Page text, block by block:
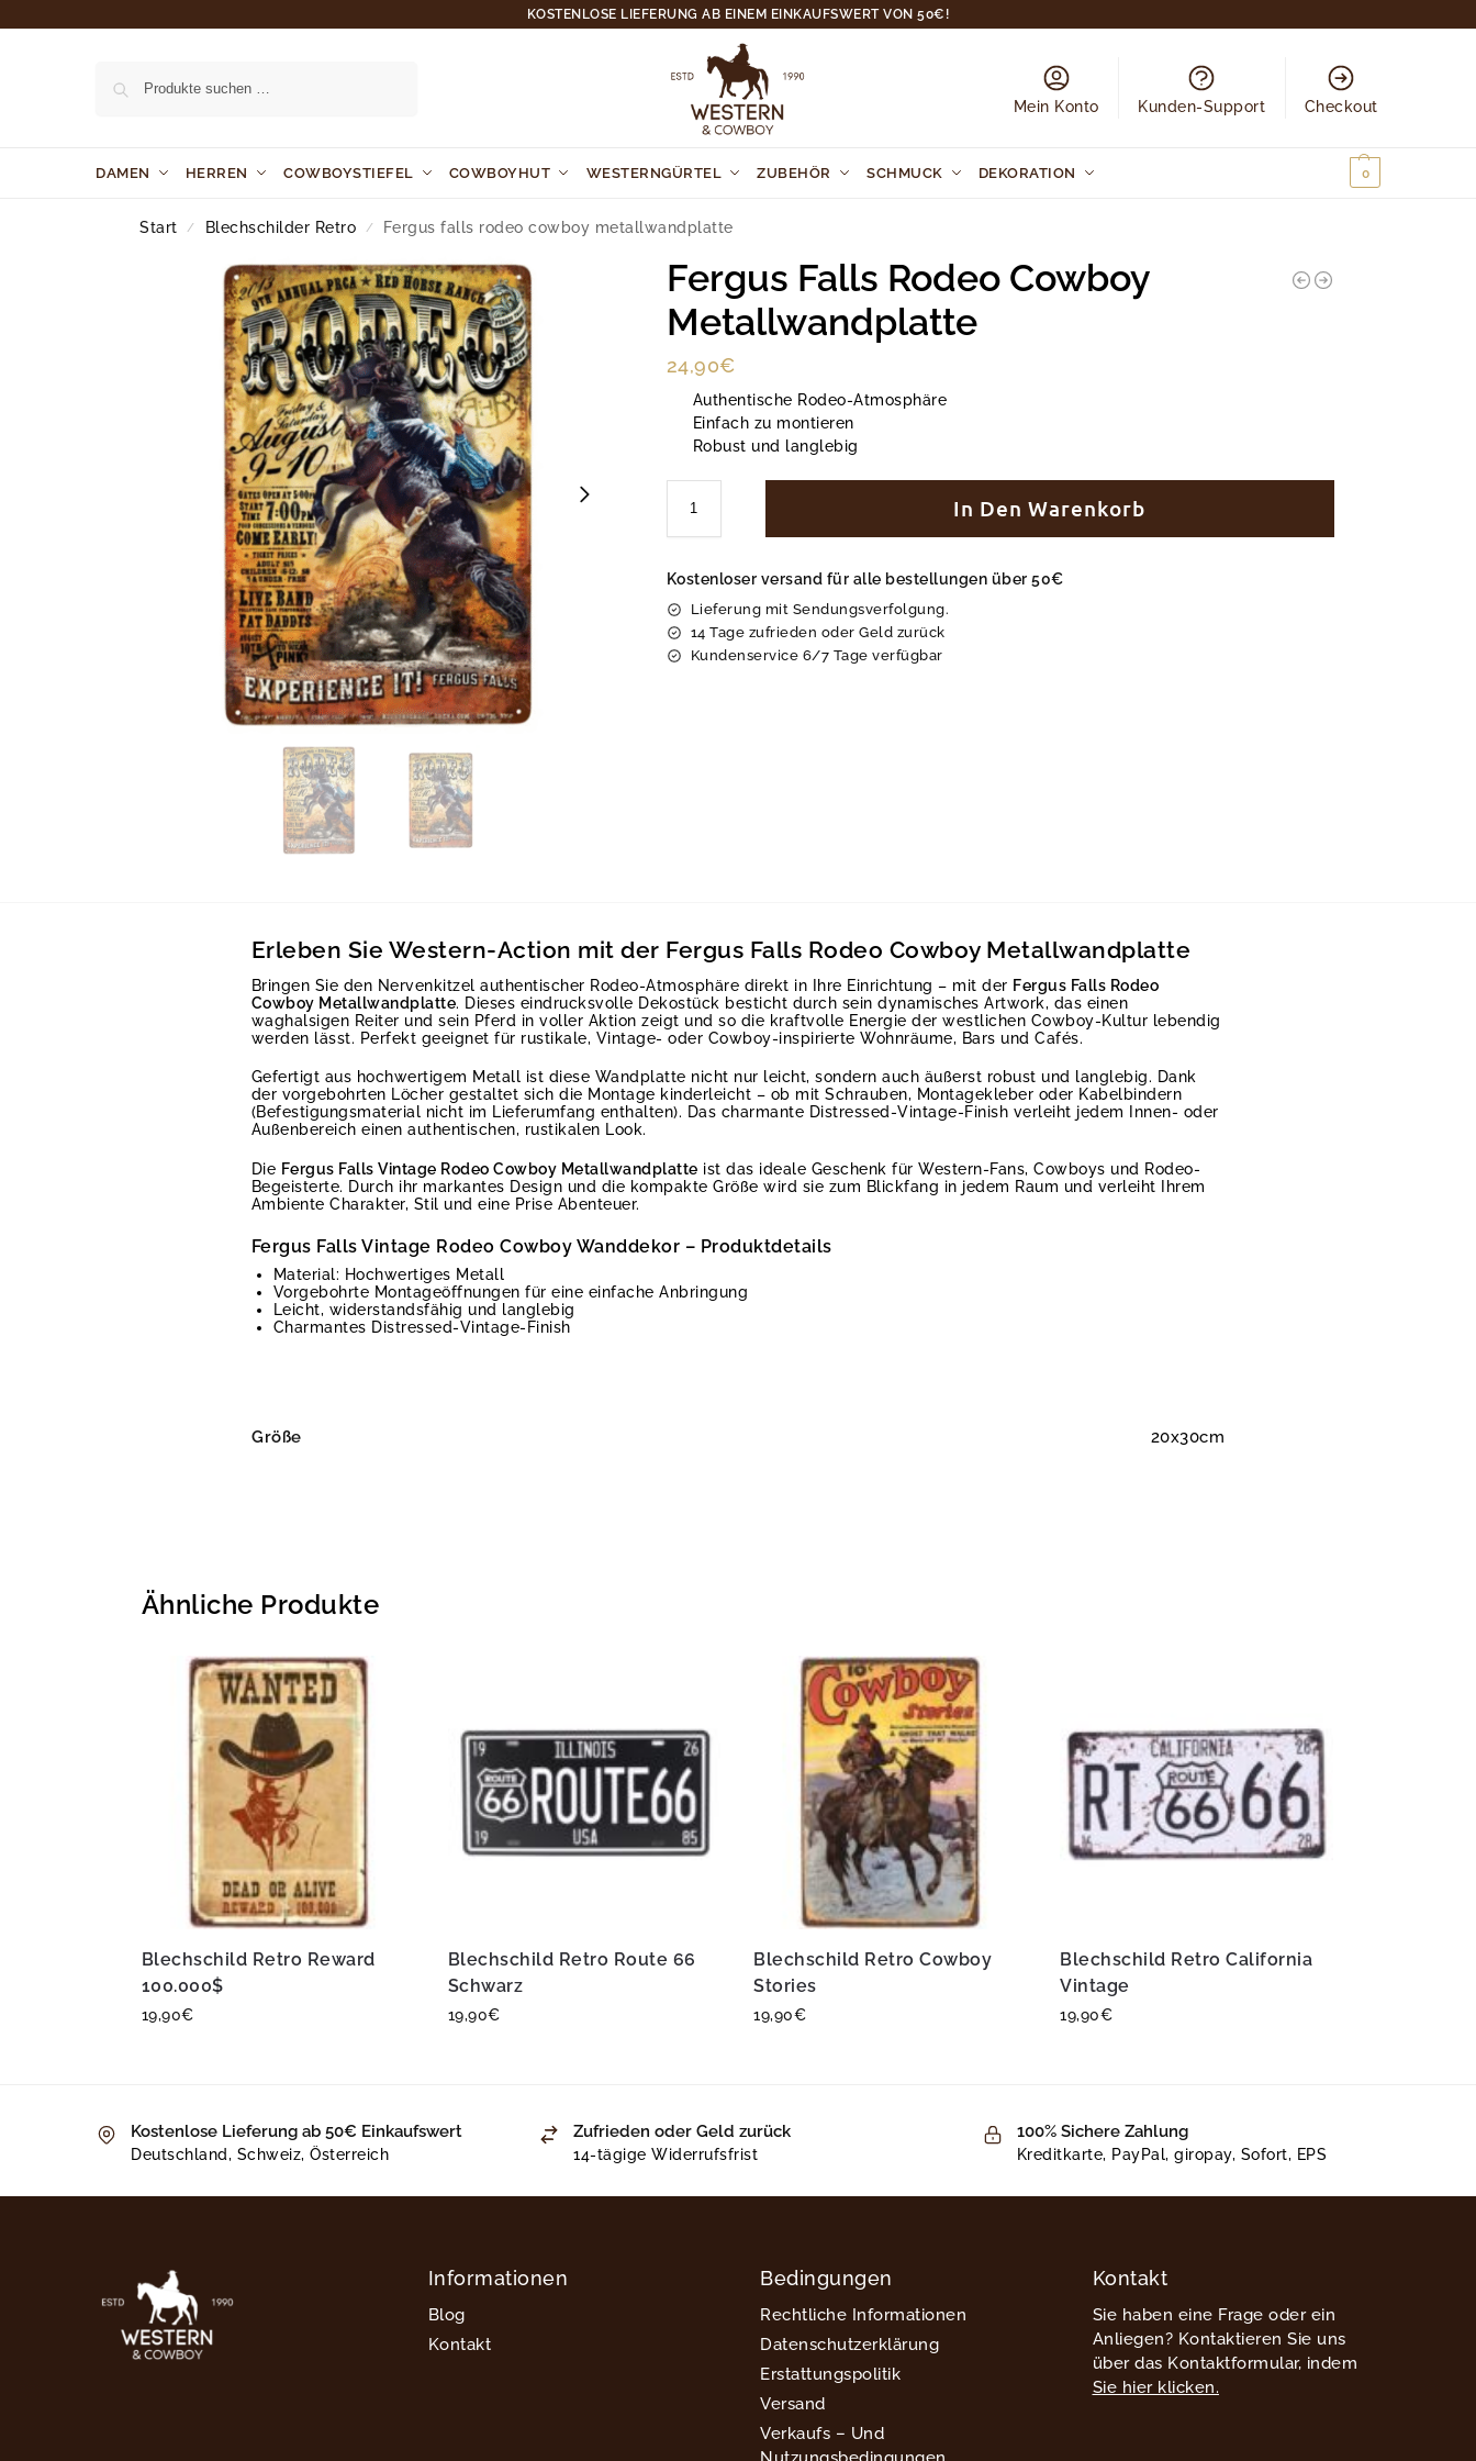
KOSTENLOSE LIEFERUNG AB EINEM EINKAUFSWERT VON 50€!
Mein Konto Kunden-Support Checkout
DAMEN HERREN COWBOYSTIEFEL COWBOYHUT WESTERNGÜRTEL ZUBEHÖR SCHMUCK DEKORATION 0
Start / Blechschilder Retro / Fergus falls rodeo cowboy metallwandplatte
Fergus Falls Rodeo Cowboy
Metallwandplatte
24,90€
Authentische Rodeo-Atmosphäre
Einfach zu montieren
Robust und langlebig
In Den Warenkorb
Kostenloser versand für alle bestellungen über 50€
Lieferung mit Sendungsverfolgung.
14 Tage zufrieden oder Geld zurück
Kundenservice 6/7 Tage verfügbar
Erleben Sie Western-Action mit der Fergus Falls Rodeo Cowboy Metallwandplatte
Bringen Sie den Nervenkitzel authentischer Rodeo-Atmosphäre direkt in Ihre Einrichtung – mit der Fergus Falls Rodeo
Cowboy Metallwandplatte. Dieses eindrucksvolle Dekostück besticht durch sein dynamisches Artwork, das einen
waghalsigen Reiter und sein Pferd in voller Aktion zeigt und so die kraftvolle Energie der westlichen Cowboy-Kultur lebendig
werden lässt. Perfekt geeignet für rustikale, Vintage- oder Cowboy-inspirierte Wohnräume, Bars und Cafés.
Gefertigt aus hochwertigem Metall ist diese Wandplatte nicht nur leicht, sondern auch äußerst robust und langlebig. Dank
der vorgebohrten Löcher gestaltet sich die Montage kinderleicht – ob mit Schrauben, Montagekleber oder Kabelbindern
(Befestigungsmaterial nicht im Lieferumfang enthalten). Das charmante Distressed-Vintage-Finish verleiht jedem Innen- oder
Außenbereich einen authentischen, rustikalen Look.
Die Fergus Falls Vintage Rodeo Cowboy Metallwandplatte ist das ideale Geschenk für Western-Fans, Cowboys und Rodeo-
Begeisterte. Durch ihr markantes Design und die kompakte Größe wird sie zum Blickfang in jedem Raum und verleiht Ihrem
Ambiente Charakter, Stil und eine Prise Abenteuer.
Fergus Falls Vintage Rodeo Cowboy Wanddekor – Produktdetails
Material: Hochwertiges Metall
Vorgebohrte Montageöffnungen für eine einfache Anbringung
Leicht, widerstandsfähig und langlebig
Charmantes Distressed-Vintage-Finish
Größe 20x30cm
Ähnliche Produkte
Blechschild Retro Reward
100.000$
19,90€
Blechschild Retro Route 66
Schwarz
19,90€
Blechschild Retro Cowboy
Stories
19,90€
Blechschild Retro California
Vintage
19,90€
Kostenlose Lieferung ab 50€ Einkaufswert
Deutschland, Schweiz, Österreich
Zufrieden oder Geld zurück
14-tägige Widerrufsfrist
100% Sichere Zahlung
Kreditkarte, PayPal, giropay, Sofort, EPS
Informationen
Blog
Kontakt
Bedingungen
Rechtliche Informationen
Datenschutzerklärung
Erstattungspolitik
Versand
Verkaufs – Und
Kontakt
Sie haben eine Frage oder ein
Anliegen? Kontaktieren Sie uns
über das Kontaktformular, indem
Sie hier klicken.